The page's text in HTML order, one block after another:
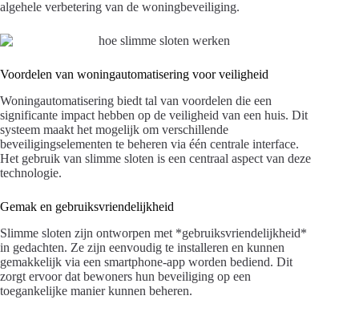
algehele verbetering van de woningbeveiliging.
Voordelen van woningautomatisering voor veiligheid
Woningautomatisering biedt tal van voordelen die een
significante impact hebben op de veiligheid van een huis. Dit
systeem maakt het mogelijk om verschillende
beveiligingselementen te beheren via één centrale interface.
Het gebruik van slimme sloten is een centraal aspect van deze
technologie.
Gemak en gebruiksvriendelijkheid
Slimme sloten zijn ontworpen met *gebruiksvriendelijkheid*
in gedachten. Ze zijn eenvoudig te installeren en kunnen
gemakkelijk via een smartphone-app worden bediend. Dit
zorgt ervoor dat bewoners hun beveiliging op een
toegankelijke manier kunnen beheren.